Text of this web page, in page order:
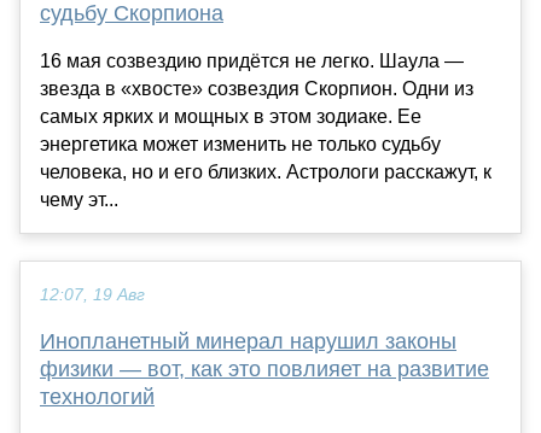
судьбу Скорпиона
16 мая созвездию придётся не легко. Шаула —
звезда в «хвосте» созвездия Скорпион. Одни из
самых ярких и мощных в этом зодиаке. Ее
энергетика может изменить не только судьбу
человека, но и его близких. Астрологи расскажут, к
чему эт...
12:07, 19 Авг
Инопланетный минерал нарушил законы
физики — вот, как это повлияет на развитие
технологий